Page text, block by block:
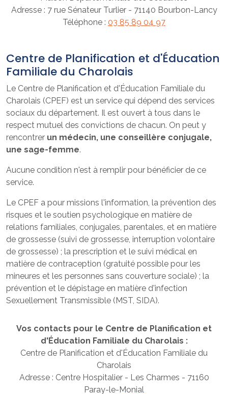
Adresse : 7 rue Sénateur Turlier - 71140 Bourbon-Lancy
Téléphone : 03 85 89 04 97
Centre de Planification et d'Éducation
Familiale du Charolais
Le Centre de Planification et d'Éducation Familiale du
Charolais (CPEF) est un service qui dépend des services
sociaux du département. Il est ouvert à tous dans le
respect mutuel des convictions de chacun. On peut y
rencontrer un médecin, une conseillère conjugale,
une sage-femme.
Aucune condition n'est à remplir pour bénéficier de ce
service.
Le CPEF a pour missions l'information, la prévention des
risques et le soutien psychologique en matière de
relations familiales, conjugales, parentales, et en matière
de grossesse (suivi de grossesse, interruption volontaire
de grossesse) ; la prescription et le suivi médical en
matière de contraception (gratuité possible pour les
mineures et les personnes sans couverture sociale) ; la
prévention et le dépistage en matière d'infection
Sexuellement Transmissible (MST, SIDA).
Vos contacts pour le Centre de Planification et
d'Éducation Familiale du Charolais :
Centre de Planification et d'Éducation Familiale du
Charolais
Adresse : Centre Hospitalier - Les Charmes - 71160
Paray-le-Monial